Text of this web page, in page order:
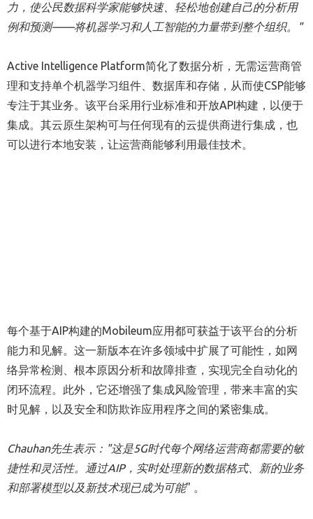
力，使公民数据科学家能够快速、轻松地创建自己的分析用
例和预测——将机器学习和人工智能的力量带到整个组织。 "
Active Intelligence Platform简化了数据分析，无需运营商管
理和支持单个机器学习组件、数据库和存储，从而使CSP能够
专注于其业务。该平台采用行业标准和开放API构建，以便于
集成。其云原生架构可与任何现有的云提供商进行集成，也
可以进行本地安装，让运营商能够利用最佳技术。
每个基于AIP构建的Mobileum应用都可获益于该平台的分析
能力和见解。这一新版本在许多领域中扩展了可能性，如网
络异常检测、根本原因分析和故障排查，实现完全自动化的
闭环流程。此外，它还增强了集成风险管理，带来丰富的实
时见解，以及安全和防欺诈应用程序之间的紧密集成。
Chauhan先生表示： "这是5G时代每个网络运营商都需要的敏
捷性和灵活性。通过AIP， 实时处理新的数据格式、新的业务
和部署模型以及新技术现已成为可能" 。